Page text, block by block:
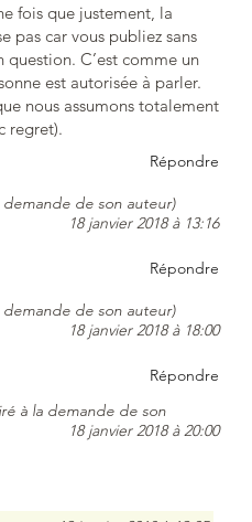
fois que justement, la
pas car vous publiez sans
question. C’est comme un
est autorisée à parler.
nous assumons totalement
regret).
Répondre
de son auteur)
18 janvier 2018 à 13:16
Répondre
de son auteur)
18 janvier 2018 à 18:00
Répondre
à la demande de son
18 janvier 2018 à 20:00